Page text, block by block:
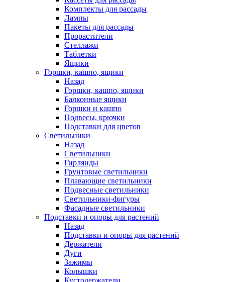
Комплекты для рассады
Лампы
Пакеты для рассады
Прорастители
Стеллажи
Таблетки
Ящики
Горшки, кашпо, ящики
Назад
Горшки, кашпо, ящики
Балконные ящики
Горшки и кашпо
Подвесы, крючки
Подставки для цветов
Светильники
Назад
Светильники
Гирлянды
Грунтовые светильники
Плавающие светильники
Подвесные светильники
Светильники-фигуры
Фасадные светильники
Подставки и опоры для растений
Назад
Подставки и опоры для растений
Держатели
Дуги
Зажимы
Колышки
Кустодержатели